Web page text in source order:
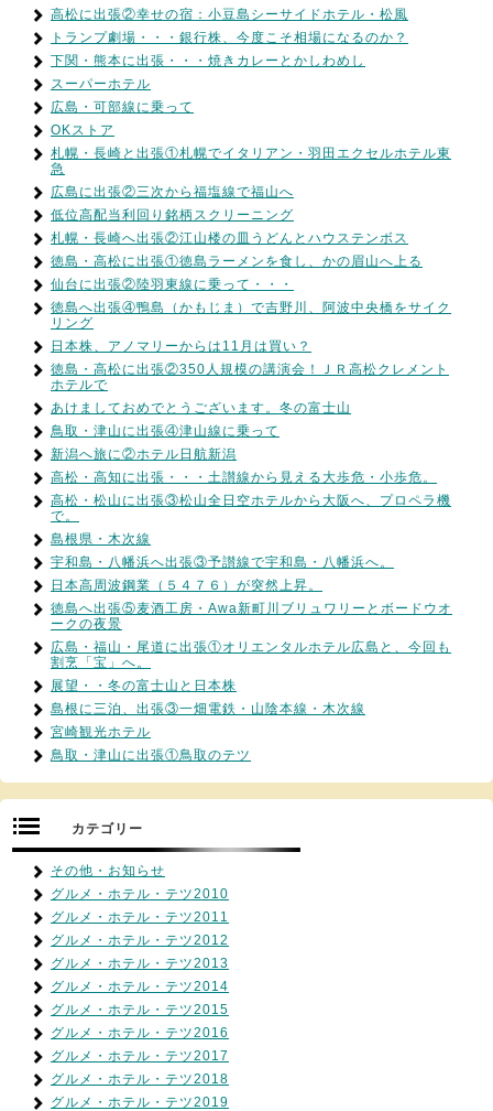
高松に出張②幸せの宿：小豆島シーサイドホテル・松風
トランプ劇場・・・銀行株、今度こそ相場になるのか？
下関・熊本に出張・・・焼きカレーとかしわめし
スーパーホテル
広島・可部線に乗って
OKストア
札幌・長崎と出張①札幌でイタリアン・羽田エクセルホテル東
急
広島に出張②三次から福塩線で福山へ
低位高配当利回り銘柄スクリーニング
札幌・長崎へ出張②江山楼の皿うどんとハウステンボス
徳島・高松に出張①徳島ラーメンを食し、かの眉山へ上る
仙台に出張②陸羽東線に乗って・・・
徳島へ出張④鴨島（かもじま）で吉野川、阿波中央橋をサイク
リング
日本株、アノマリーからは11月は買い？
徳島・高松に出張②350人規模の講演会！ＪＲ高松クレメント
ホテルで
あけましておめでとうございます。冬の富士山
鳥取・津山に出張④津山線に乗って
新潟へ旅に②ホテル日航新潟
高松・高知に出張・・・土讃線から見える大歩危・小歩危。
高松・松山に出張③松山全日空ホテルから大阪へ、プロペラ機
で。
島根県・木次線
宇和島・八幡浜へ出張③予讃線で宇和島・八幡浜へ。
日本高周波鋼業（５４７６）が突然上昇。
徳島へ出張⑤麦酒工房・Awa新町川ブリュワリーとボードウオ
ークの夜景
広島・福山・尾道に出張①オリエンタルホテル広島と、今回も
割烹「宝」へ。
展望・・冬の富士山と日本株
島根に三泊、出張③一畑電鉄・山陰本線・木次線
宮崎観光ホテル
鳥取・津山に出張①鳥取のテツ
カテゴリー
その他・お知らせ
グルメ・ホテル・テツ2010
グルメ・ホテル・テツ2011
グルメ・ホテル・テツ2012
グルメ・ホテル・テツ2013
グルメ・ホテル・テツ2014
グルメ・ホテル・テツ2015
グルメ・ホテル・テツ2016
グルメ・ホテル・テツ2017
グルメ・ホテル・テツ2018
グルメ・ホテル・テツ2019